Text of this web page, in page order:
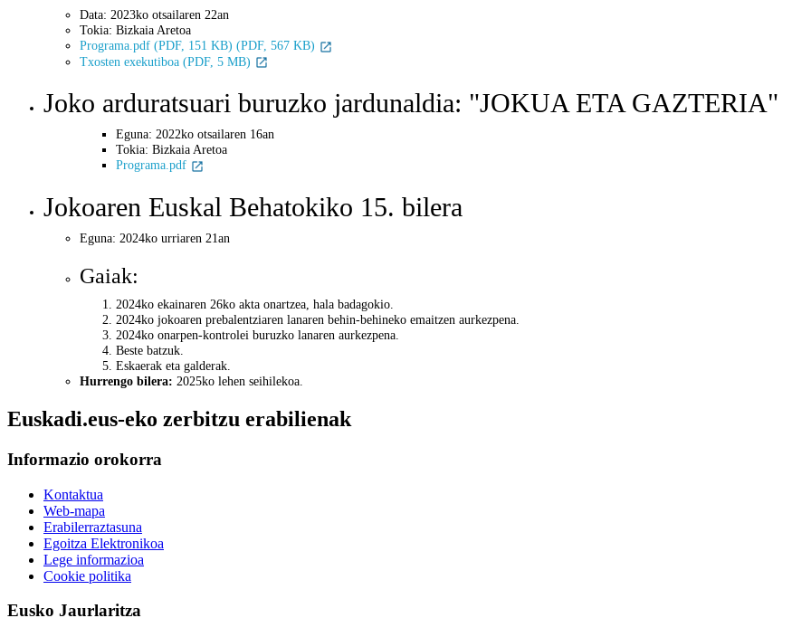
Data: 2023ko otsailaren 22an
Tokia: Bizkaia Aretoa
Programa.pdf (PDF, 151 KB) (PDF, 567 KB)
Txosten exekutiboa (PDF, 5 MB)
Joko arduratsuari buruzko jardunaldia: "JOKUA ETA GAZTERIA"
Eguna: 2022ko otsailaren 16an
Tokia: Bizkaia Aretoa
Programa.pdf
Jokoaren Euskal Behatokiko 15. bilera
Eguna: 2024ko urriaren 21an
Gaiak:
2024ko ekainaren 26ko akta onartzea, hala badagokio.
2024ko jokoaren prebalentziaren lanaren behin-behineko emaitzen aurkezpena.
2024ko onarpen-kontrolei buruzko lanaren aurkezpena.
Beste batzuk.
Eskaerak eta galderak.
Hurrengo bilera: 2025ko lehen seihilekoa.
Euskadi.eus-eko zerbitzu erabilienak
Informazio orokorra
Kontaktua
Web-mapa
Erabilerraztasuna
Egoitza Elektronikoa
Lege informazioa
Cookie politika
Eusko Jaurlaritza